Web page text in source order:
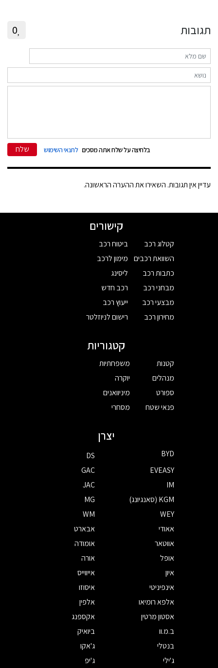
תגובות 0
בלחיצה על שלח אתה מסכים לתנאי השימוש שלח
עדיין אין תגובות. השאירו את ההערה הראשונה.
קישורים
קטלוג רכב
השוואת רכבים
כתבות רכב
מבחני רכב
מבצעי רכב
מחירון רכב
ביטוח רכב
מימון לרכב
ליסינג
רכב חדש
ייעוץ רכב
רישום לניוזלטר
קטגוריות
קטנות
מנהלים
ספורט
פנאי שטח
משפחתיות
יוקרה
מיניוואנים
מסחרי
יצרן
BYD
DS
EVEASY
GAC
IM
JAC
KGM (סאנגיונג)
MG
WEY
WM
אאודי
אבארט
אווטאר
אומודה
אופל
אורה
איון
אייווייס
אינפיניטי
איסוזו
אלפא רומיאו
אלפין
אסטון מרטין
אקספנג
ב.מ.וו
ביואיק
בנטלי
ג'אקו
ג'ילי
ג'יפ